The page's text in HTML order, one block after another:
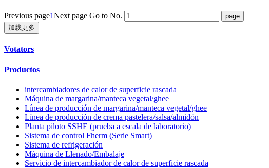
Previous page1Next page Go to No.
加载更多
Votators
Productos
intercambiadores de calor de superficie rascada
Máquina de margarina/manteca vegetal/ghee
Línea de producción de margarina/manteca vegetal/ghee
Línea de producción de crema pastelera/salsa/almidón
Planta piloto SSHE (prueba a escala de laboratorio)
Sistema de control Fherm (Serie Smart)
Sistema de refrigeración
Máquina de Llenado/Embalaje
Servicio de intercambiador de calor de superficie rascada